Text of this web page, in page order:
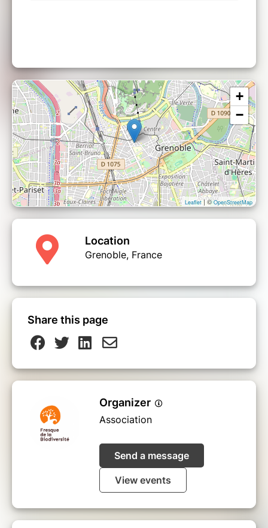
+
−
Leaflet| ©OpenStreetMap
Location
Grenoble, France
Share this page
Organizer
Association
Send a message
View events